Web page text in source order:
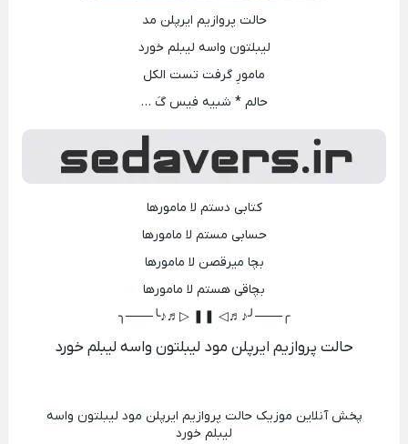
حالت پروازیم ایرپلن مد
لیبلتون واسه لیبلم خورد
مامورِ گرفت تست الکل
حالم * شبیه فیس گَ …
کتابی دستم لا مامورها
حسابی مستم لا مامورها
بچا میرقصن لا مامورها
بچاقی هستم لا مامورها
╭───╯♪♬◁ ❚❚ ▷♬♪╰───╮
حالت پروازیم ایرپلن مود لیبلتون واسه لیبلم خورد
پخش آنلاین موزیک حالت پروازیم ایرپلن مود لیبلتون واسه
لیبلم خورد